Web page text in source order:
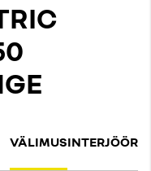
VÄLIMUSINTERJÖÖR